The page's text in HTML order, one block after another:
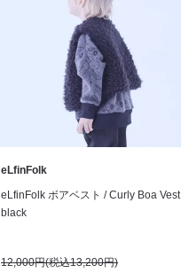
eLfinFolk
eLfinFolk ボアベスト / Curly Boa Vest
black
12,000円(税込13,200円)